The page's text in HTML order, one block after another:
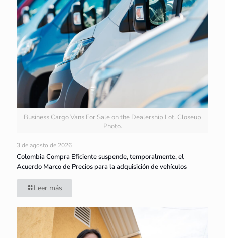
Business Cargo Vans For Sale on the Dealership Lot. Closeup
Photo.
3 de agosto de 2026
Colombia Compra Eficiente suspende, temporalmente, el
Acuerdo Marco de Precios para la adquisición de vehículos
Leer más